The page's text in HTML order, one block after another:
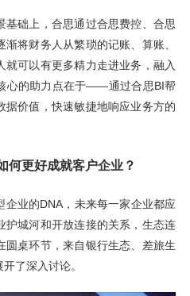
基础上，合思通过合思费控、合思
将财务人从繁琐的记账、算账、
可以有更多精力走进业务，融入
心的助力点在于——通过合思BI帮
据价值，快速敏捷地响应业务方的
何更好成就客户企业？
业的DNA，未来每一家企业都应
护城河和开放连接的关系，生态连
圆桌环节，来自银行生态、差旅生
了深入讨论。